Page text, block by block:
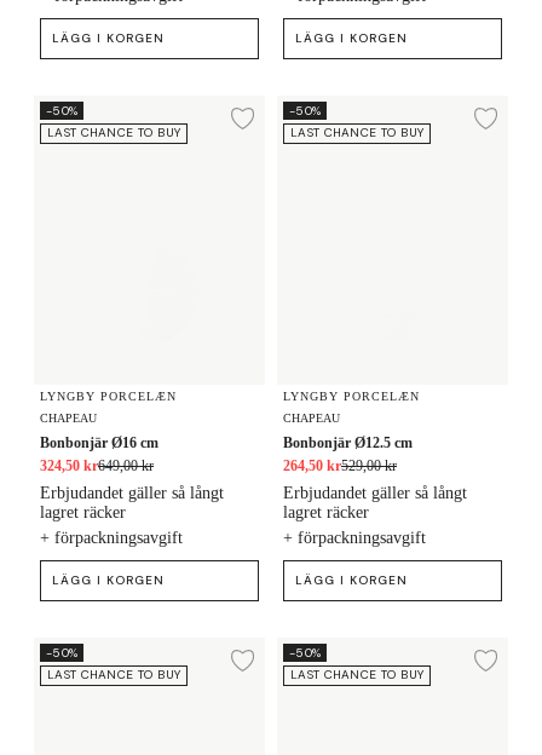
LÄGG I KORGEN LÄGG I KORGEN
Bonbonjär Ø16 cm
-50%
LAST CHANCE TO BUY
Lägg till i önskelista
LYNGBY PORCELÆN
CHAPEAU
Bonbonjär Ø16 cm
324,50 kr649,00 kr
+ förpackningsavgift
Erbjudandet gäller så långt
lagret räcker
LÄGG I KORGEN
Bonbonjär Ø12.5 cm
-50%
LAST CHANCE TO BUY
LYNGBY PORCELÆN
CHAPEAU
Bonbonjär Ø12.5 cm
264,50 kr529,00 kr
+ förpackningsavgift
Erbjudandet gäller så långt
lagret räcker
LÄGG I KORGEN
Bonbonjär Ø12.5 cm
-50%
LAST CHANCE TO BUY
Lägg till i önskelista
Bonbonjär Ø12.5 cm
-50%
LAST CHANCE TO BUY